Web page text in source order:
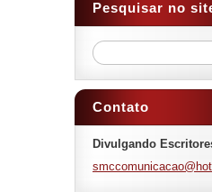
Pesquisar no
Contato
Divulgando
smccomunicacao@h